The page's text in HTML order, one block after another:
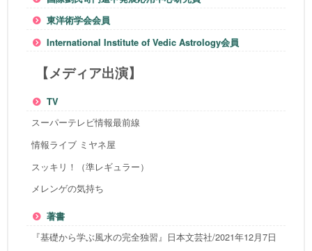
東洋術学会会員
International Institute of Vedic Astrology会員
【メディア出演】
TV
スーパーテレビ情報最前線
情報ライブ ミヤネ屋
スッキリ！（準レギュラー）
メレンゲの気持ち
著書
『基礎から学ぶ風水の完全独習』日本文芸社/2021年12月7日